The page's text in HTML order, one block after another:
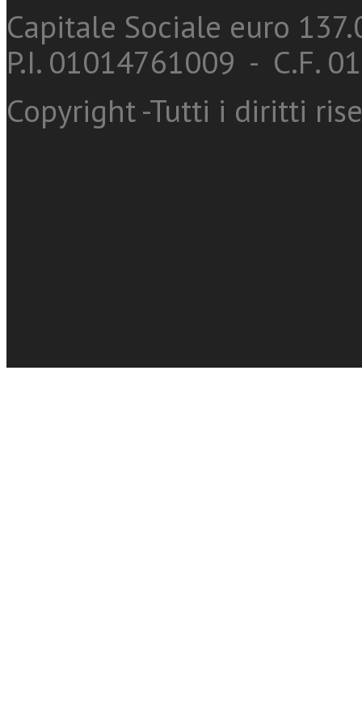
Capitale Sociale euro
P.I. 01014761009 - C.F.
Copyright -Tutti i diritti